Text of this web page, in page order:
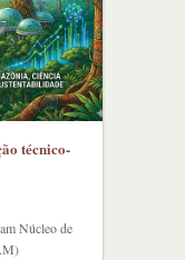
técnico-
Núcleo de